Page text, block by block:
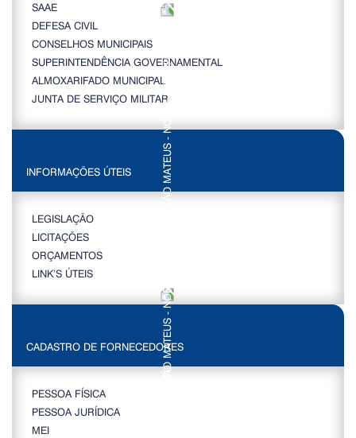
SAAE
DEFESA CIVIL
CONSELHOS MUNICIPAIS
SUPERINTENDÊNCIA GOVERNAMENTAL
ALMOXARIFADO MUNICIPAL
JUNTA DE SERVIÇO MILITAR
INFORMAÇÕES ÚTEIS
LEGISLAÇÃO
LICITAÇÕES
ORÇAMENTOS
LINK’S ÚTEIS
CADASTRO DE FORNECEDORES
PESSOA FÍSICA
PESSOA JURÍDICA
MEI